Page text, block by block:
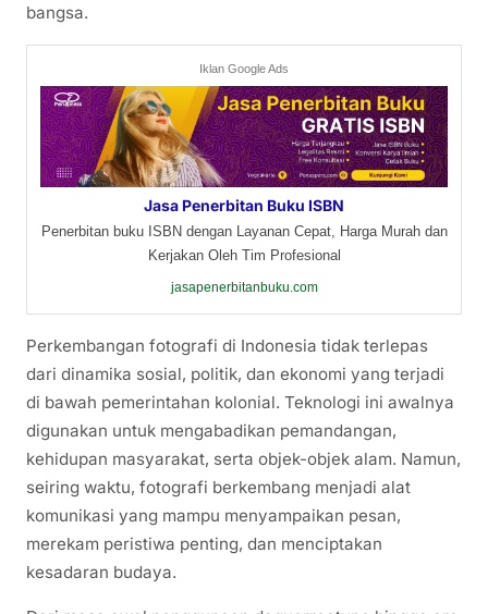
bangsa.
Iklan Google Ads
Jasa Penerbitan Buku ISBN
Penerbitan buku ISBN dengan Layanan Cepat, Harga Murah dan
Kerjakan Oleh Tim Profesional
jasapenerbitanbuku.com
Perkembangan fotografi di Indonesia tidak terlepas
dari dinamika sosial, politik, dan ekonomi yang terjadi
di bawah pemerintahan kolonial. Teknologi ini awalnya
digunakan untuk mengabadikan pemandangan,
kehidupan masyarakat, serta objek-objek alam. Namun,
seiring waktu, fotografi berkembang menjadi alat
komunikasi yang mampu menyampaikan pesan,
merekam peristiwa penting, dan menciptakan
kesadaran budaya.